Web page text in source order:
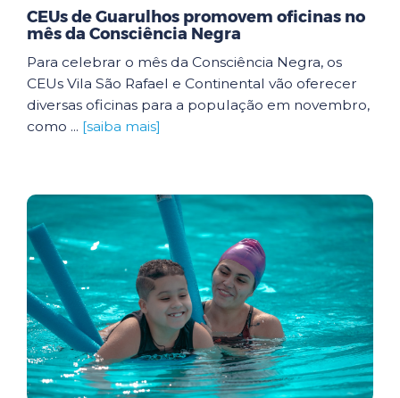
CEUs de Guarulhos promovem oficinas no
mês da Consciência Negra
Para celebrar o mês da Consciência Negra, os
CEUs Vila São Rafael e Continental vão oferecer
diversas oficinas para a população em novembro,
como ... [saiba mais]